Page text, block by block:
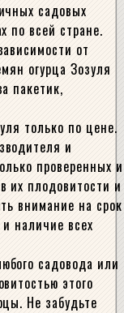
садовых
по всей стране.
от
огурца Зозуля
пакетик,
только по цене.
и
проверенных и
их плодовитости и
внимание на срок
наличие всех
садовода или
этого
Не забудьте